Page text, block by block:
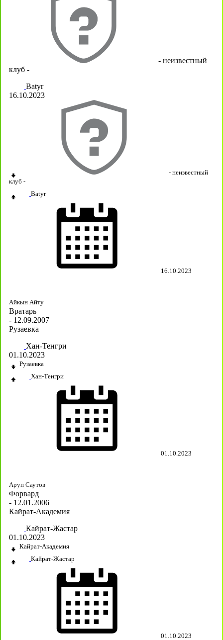
- неизвестный
клуб -
Batyr
16.10.2023
- неизвестный
клуб -
Batyr
16.10.2023
Айкын Айту
Вратарь
- 12.09.2007
Рузаевка
Хан-Тенгри
01.10.2023
Рузаевка
Хан-Тенгри
01.10.2023
Аруп Саутов
Форвард
- 12.01.2006
Кайрат-Академия
Кайрат-Жастар
01.10.2023
Кайрат-Академия
Кайрат-Жастар
01.10.2023